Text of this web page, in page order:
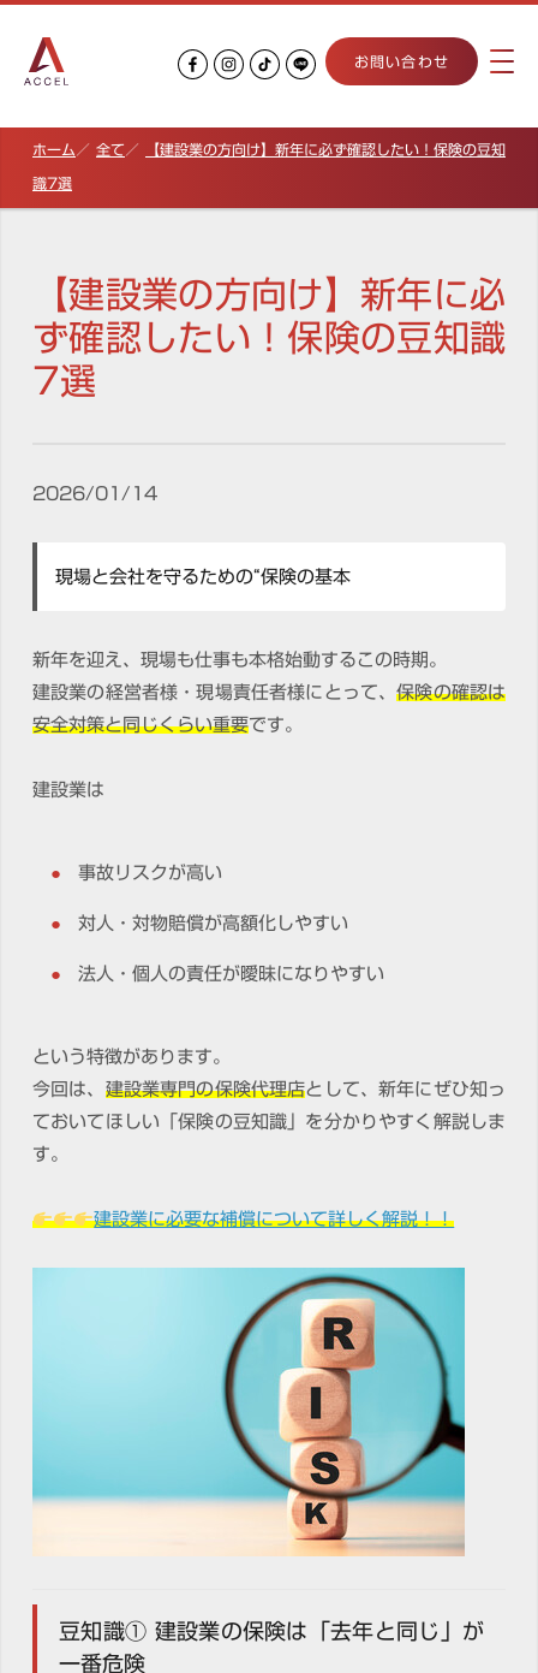
お問い合わせ
ホーム 全て 【建設業の方向け】新年に必ず確認したい！保険の豆知
識7選
【建設業の方向け】新年に必
ず確認したい！保険の豆知識
7選
2026/01/14
現場と会社を守るための“保険の基本
新年を迎え、現場も仕事も本格始動するこの時期。
建設業の経営者様・現場責任者様にとって、保険の確認は
安全対策と同じくらい重要です。
建設業は
事故リスクが高い
対人・対物賠償が高額化しやすい
法人・個人の責任が曖昧になりやすい
という特徴があります。
今回は、 建設業専門の保険代理店として、新年にぜひ知っ
ておいてほしい「保険の豆知識」を分かりやすく解説しま
す。
建設業に必要な補償について詳しく解説！！
豆知識① 建設業の保険は「去年と同じ」が
一番危険